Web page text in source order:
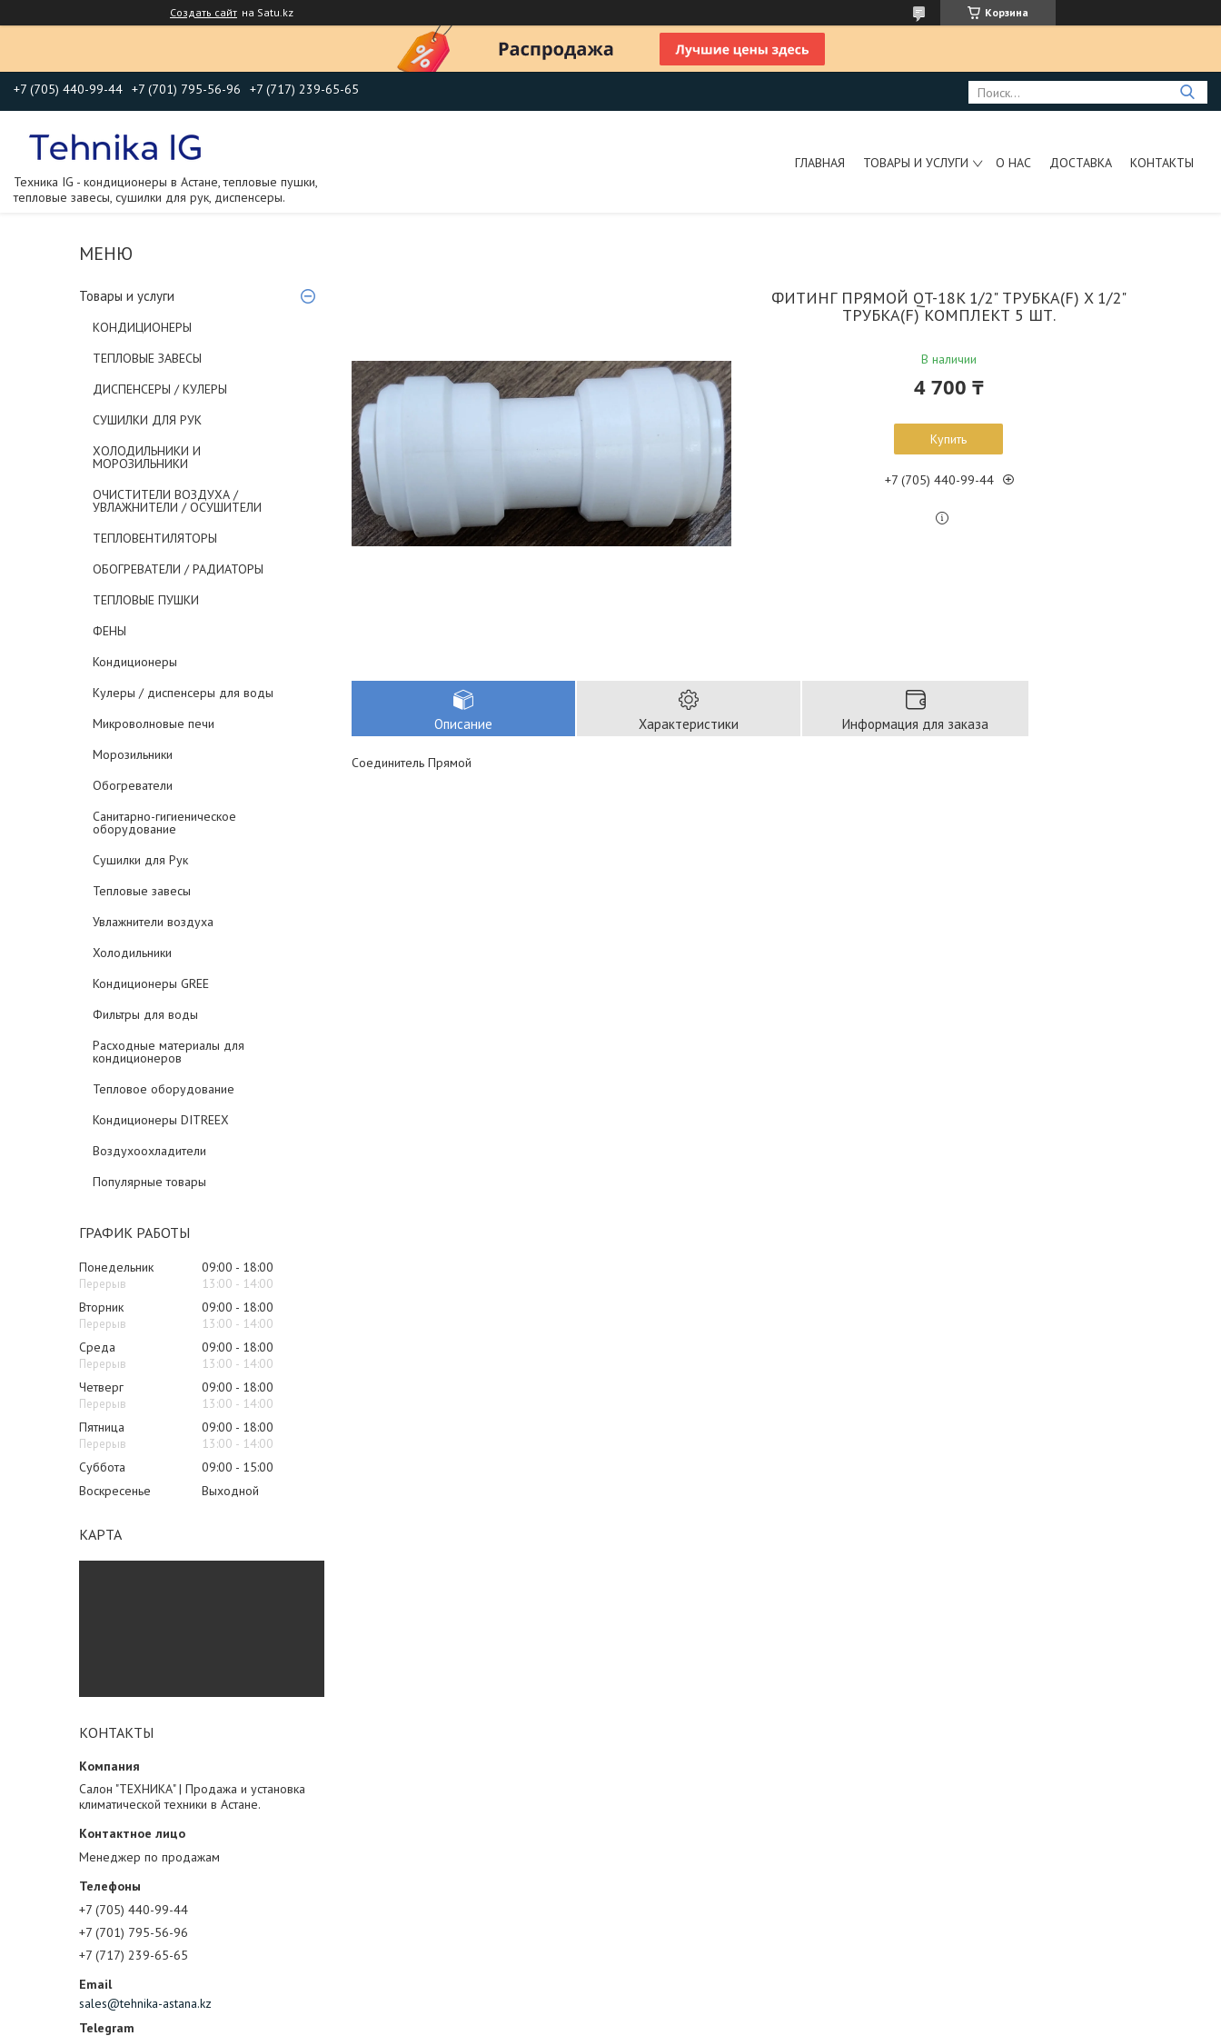
Создать сайт на Satu.kz Корзина
+7 (705) 440-99-44 +7 (701) 795-56-96 +7 (717) 239-65-65
Техника IG - кондиционеры в Астане, тепловые пушки,
тепловые завесы, сушилки для рук, диспенсеры.
ГЛАВНАЯ ТОВАРЫ И УСЛУГИ О НАС ДОСТАВКА КОНТАКТЫ
Товары и услуги
КОНДИЦИОНЕРЫ
ТЕПЛОВЫЕ ЗАВЕСЫ
ДИСПЕНСЕРЫ / КУЛЕРЫ
СУШИЛКИ ДЛЯ РУК
ХОЛОДИЛЬНИКИ И
МОРОЗИЛЬНИКИ
ОЧИСТИТЕЛИ ВОЗДУХА /
УВЛАЖНИТЕЛИ / ОСУШИТЕЛИ
ТЕПЛОВЕНТИЛЯТОРЫ
ОБОГРЕВАТЕЛИ / РАДИАТОРЫ
ТЕПЛОВЫЕ ПУШКИ
ФЕНЫ
Кондиционеры
Кулеры / диспенсеры для воды
Микроволновые печи
Морозильники
Обогреватели
Санитарно-гигиеническое
оборудование
Сушилки для Рук
Тепловые завесы
Увлажнители воздуха
Холодильники
Кондиционеры GREE
Фильтры для воды
Расходные материалы для
кондиционеров
Тепловое оборудование
Кондиционеры DITREEX
Воздухоохладители
Популярные товары
ГРАФИК РАБОТЫ
Понедельник 09:00
18:00
13:00
14:00
Вторник
09:00
18:00
13:00
14:00
Среда
09:00
18:00
13:00
14:00
Четверг
09:00
18:00
13:00
14:00
Пятница
09:00
18:00
13:00
14:00
Суббота
09:00
15:00
Воскресенье
Выходной
КАРТА
КОНТАКТЫ
Салон "ТЕХНИКА" | Продажа и установка
климатической техники в Астане.
Менеджер по продажам
+7 (705) 440-99-44
+7 (701) 795-56-96
+7 (717) 239-65-65
sales@tehnika-astana.kz
ФИТИНГ ПРЯМОЙ QT-18K 1/2" ТРУБКА(F) X 1/2"
ТРУБКА(F) КОМПЛЕКТ 5 ШТ.
В наличии
4 700 ₸
Купить
+7 (705) 440-99-44
Описание Характеристики Информация для заказа
Соединитель Прямой